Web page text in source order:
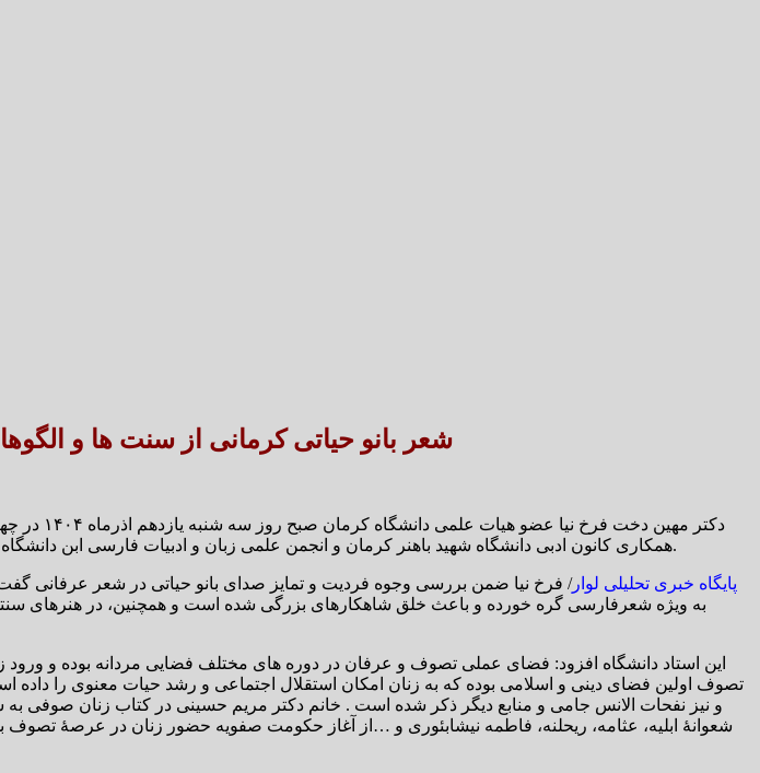
تعارض قوانین؛
شعر بانو حیاتی کرمانی از سنت ها و
همکاری کانون ادبی دانشگاه شهید باهنر کرمان و انجمن علمی زبان و ادبیات فارسی ابن دانشگاه برگزار شد، گفت: شعر بانو حیاتی کرمانی از سنت ها و الگوهای شعر کلاسیک عرفانی پیروی می کند.
پایگاه خبری تحلیلی لوار/ فرخ نیا ضمن بررسی وجوه فردیت و تمایز صدای بانو حیاتی در شعر عرفانی
به ویژه شعرفارسی گره خورده و باعث خلق شاهکارهای بزرگی شده است و همچنین، در هنرهای
این استاد دانشگاه افزود: فضای عملی تصوف و عرفان در دوره های مختلف فضایی مردانه بوده و ورود
تصوف اولین فضای دینی و اسلامی بوده که به زنان امکان استقلال اجتماعی و رشد حیات معنوی را داده
و نیز نفحات الانس جامی و منابع دیگر ذکر شده است . خانم دکتر مریم حسینی در کتاب زنان صوفی به
شعوانۀ ابلیه، عثامه، ریحلنه، فاطمه نیشابئوری و …از آغاز حکومت صفویه حضور زنان در عرصۀ